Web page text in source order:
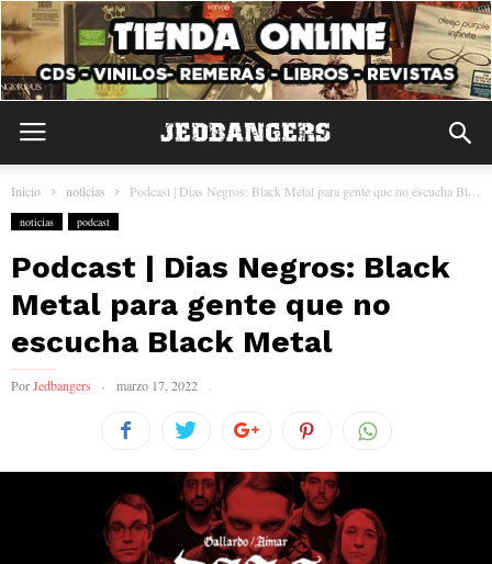
Inicio noticias Podcast | Dias Negros: Black Metal para gente que no escucha Black...
noticias podcast
Podcast | Dias Negros: Black
Metal para gente que no
escucha Black Metal
PorJedbangers marzo 17, 2022